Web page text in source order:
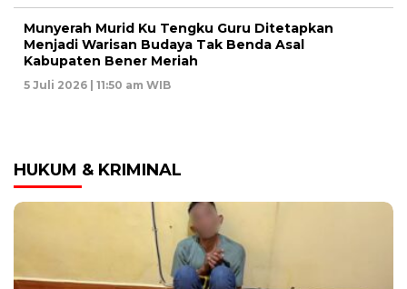
Munyerah Murid Ku Tengku Guru Ditetapkan
Menjadi Warisan Budaya Tak Benda Asal
Kabupaten Bener Meriah
5 Juli 2026 | 11:50 am WIB
HUKUM & KRIMINAL